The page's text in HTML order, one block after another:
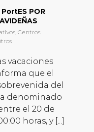
PortES POR
, Centros
vacaciones
que el
del
denominado
el 20 de
horas, y [...]